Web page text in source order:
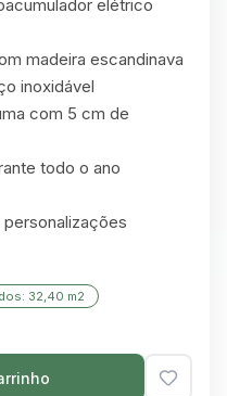
elétrico
madeira escandinava
inoxidável
com 5 cm de
todo o ano
32,40 m2